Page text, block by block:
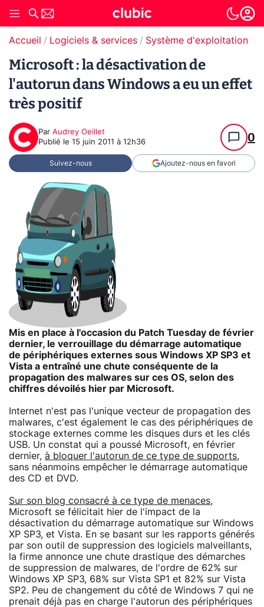
Accueil Logiciels & services Système d'exploitation
Microsoft : la désactivation de
l'autorun dans Windows a eu un effet
très positif
Par Audrey Oeillet
Publié le 15 juin 2011 à 12h36 0
Suivez-nous Ajoutez-nous en favori
Mis en place à l'occasion du Patch Tuesday de février
dernier, le verrouillage du démarrage automatique
de périphériques externes sous Windows XP SP3 et
Vista a entraîné une chute conséquente de la
propagation des malwares sur ces OS, selon des
chiffres dévoilés hier par Microsoft.
Internet n'est pas l'unique vecteur de propagation des
malwares, c'est également le cas des périphériques de
stockage externes comme les disques durs et les clés
USB. Un constat qui a poussé Microsoft, en février
dernier, à bloquer l'autorun de ce type de supports,
sans néanmoins empêcher le démarrage automatique
des CD et DVD.
Sur son blog consacré à ce type de menaces,
Microsoft se félicitait hier de l'impact de la
désactivation du démarrage automatique sur Windows
XP SP3, et Vista. En se basant sur les rapports générés
par son outil de suppression des logiciels malveillants,
la firme annonce une chute drastique des démarches
de suppression de malwares, de l'ordre de 62% sur
Windows XP SP3, 68% sur Vista SP1 et 82% sur Vista
SP2. Peu de changement du côté de Windows 7 qui ne
prenait déjà pas en charge l'autorun des périphériques